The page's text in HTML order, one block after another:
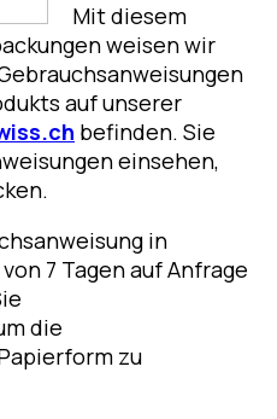
Mit diesem
weisen wir
auf unserer
befinden. Sie
einsehen,
in
7 Tagen auf Anfrage
die
zu